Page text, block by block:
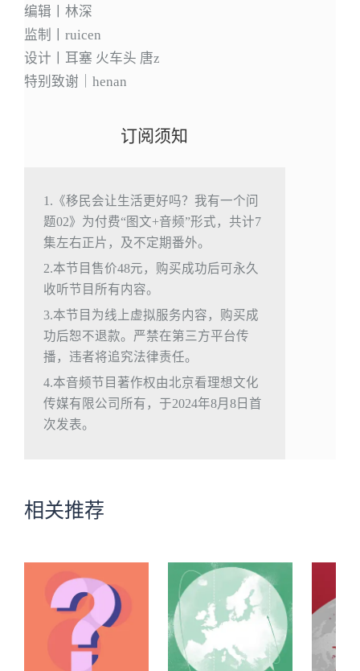
编辑丨林深
监制丨ruicen
设计丨耳塞 火车头 唐z
特别致谢｜henan
订阅须知
1.《移民会让生活更好吗？我有一个问
题02》为付费“图文+音频”形式，共计7
集左右正片，及不定期番外。
2.本节目售价48元，购买成功后可永久
收听节目所有内容。
3.本节目为线上虚拟服务内容，购买成
功后恕不退款。严禁在第三方平台传
播，违者将追究法律责任。
4.本音频节目著作权由北京看理想文化
传媒有限公司所有，于2024年8月8日首
次发表。
相关推荐